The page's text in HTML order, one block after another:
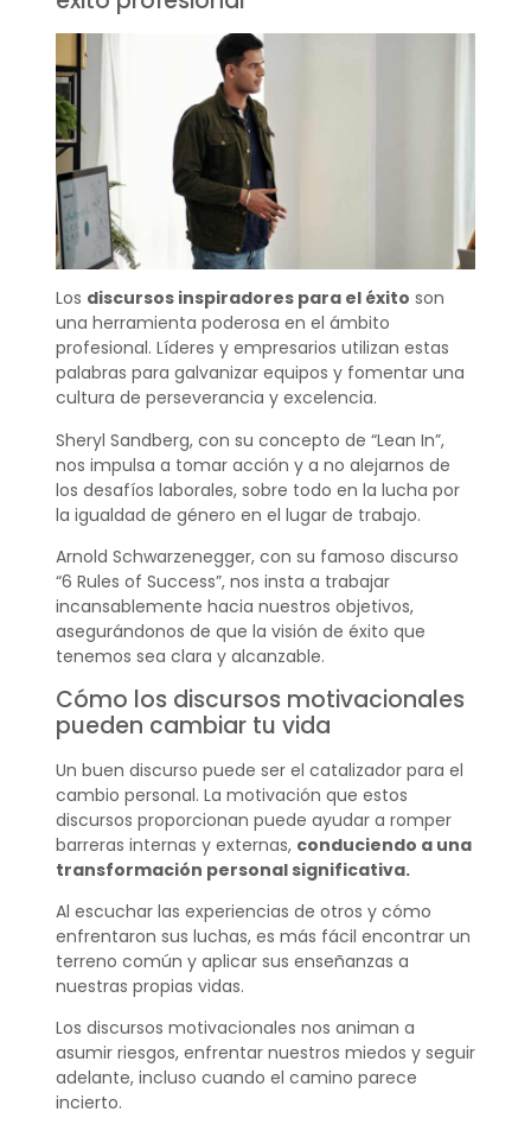
Los discursos inspiradores para el éxito son
una herramienta poderosa en el ámbito
profesional. Líderes y empresarios utilizan estas
palabras para galvanizar equipos y fomentar una
cultura de perseverancia y excelencia.
Sheryl Sandberg, con su concepto de “Lean In”,
nos impulsa a tomar acción y a no alejarnos de
los desafíos laborales, sobre todo en la lucha por
la igualdad de género en el lugar de trabajo.
Arnold Schwarzenegger, con su famoso discurso
“6 Rules of Success”, nos insta a trabajar
incansablemente hacia nuestros objetivos,
asegurándonos de que la visión de éxito que
tenemos sea clara y alcanzable.
Cómo los discursos motivacionales
pueden cambiar tu vida
Un buen discurso puede ser el catalizador para el
cambio personal. La motivación que estos
discursos proporcionan puede ayudar a romper
barreras internas y externas, conduciendo a una
transformación personal significativa.
Al escuchar las experiencias de otros y cómo
enfrentaron sus luchas, es más fácil encontrar un
terreno común y aplicar sus enseñanzas a
nuestras propias vidas.
Los discursos motivacionales nos animan a
asumir riesgos, enfrentar nuestros miedos y seguir
adelante, incluso cuando el camino parece
incierto.